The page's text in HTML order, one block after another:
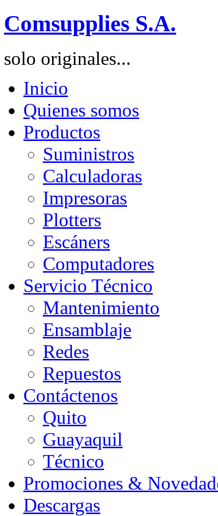
Comsupplies S.A.
solo originales...
Inicio
Quienes somos
Productos
Suministros
Calculadoras
Impresoras
Plotters
Escáners
Computadores
Servicio Técnico
Mantenimiento
Ensamblaje
Redes
Repuestos
Contáctenos
Quito
Guayaquil
Técnico
Promociones &
Descargas